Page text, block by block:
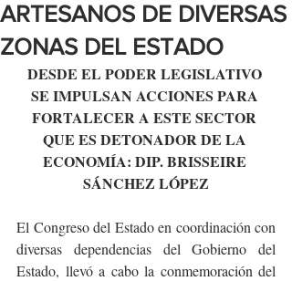
ARTESANOS DE DIVERSAS
ZONAS DEL ESTADO
DESDE EL PODER LEGISLATIVO
SE IMPULSAN ACCIONES PARA
FORTALECER A ESTE SECTOR
QUE ES DETONADOR DE LA
ECONOMÍA: DIP. BRISSEIRE
SÁNCHEZ LÓPEZ
El Congreso del Estado en coordinación con
diversas dependencias del Gobierno del
Estado, llevó a cabo la conmemoración del